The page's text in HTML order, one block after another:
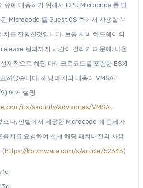
슈에 대응하기 위해서 CPU Microcode 를 발
Microcode 를 Guest OS 쪽에서 사용할 수
치를 진행한것입니다. 보통 서버 하드웨어의
될때까지 시간이 걸리기 때문에, 나올
제적으로 해당 마이크로코드를 포함한 ESXi
하였습니다. 해당 패치의 내용이 VMSA-
에서 설명
us/security/advisories/VMSA-
으나, 인텔에서 제공한 Microcode 에 문제가
중지를 요청하여 현재 해당 패치버전의 사용
(https://kb.vmware.com/s/article/52345)